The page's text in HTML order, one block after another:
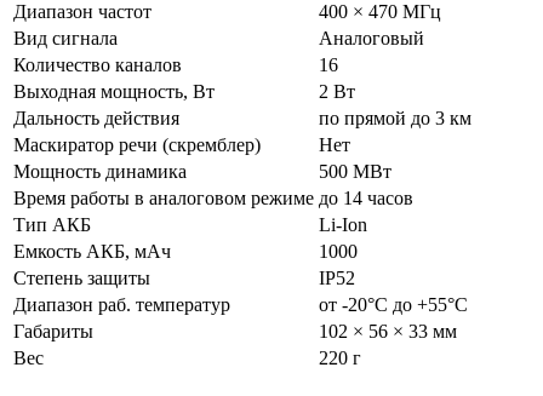
Диапазон частот
400 × 470 МГц
Вид сигнала
Аналоговый
Количество каналов
16
Выходная мощность, Вт
2 Вт
Дальность действия
по прямой до 3 км
Маскиратор речи (скремблер)
Нет
Мощность динамика
500 МВт
Время работы в аналоговом режиме до 14 часов
Тип АКБ
Li-Ion
Емкость АКБ, мАч
1000
Степень защиты
IP52
Диапазон раб. температур
от -20°С до +55°С
Габариты
102 × 56 × 33 мм
Вес
220 г